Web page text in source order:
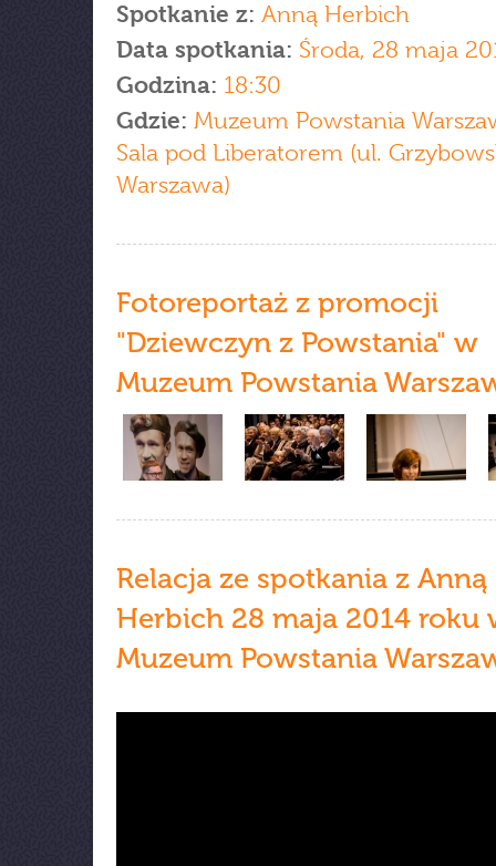
Spotkanie z: Anną Herbich
Data spotkania: Środa, 28 maja
Godzina: 18:30
Gdzie: Muzeum Powstania
Sala pod Liberatorem (ul.
Warszawa)
Fotoreportaż z promocji
"Dziewczyn z Powstania" w
Muzeum Powstania
Relacja ze spotkania z Anną
Herbich 28 maja 2014 roku
Muzeum Powstania